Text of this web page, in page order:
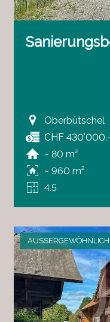
Oberbütschel
CHF 430'000.-
~ 80 m²
~ 960 m²
4.5
AUSSERGEWÖHNLICH